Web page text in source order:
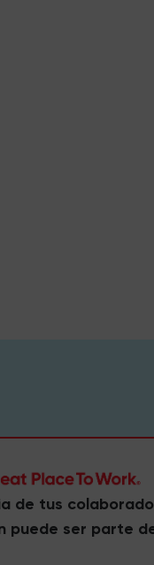
de tus
puede ser parte